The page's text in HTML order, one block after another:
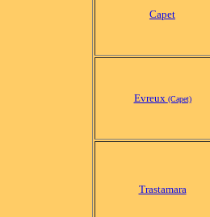
Capet
Evreux (Capet)
Trastamara